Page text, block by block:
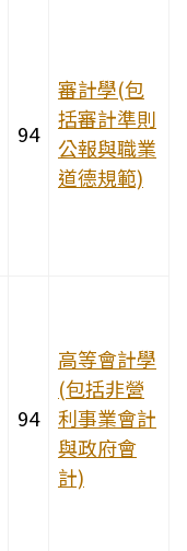
94
審計學(包
括審計準則
公報與職業
道德規範)
94
高等會計學
(包括非營
利事業會計
與政府會
計)